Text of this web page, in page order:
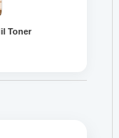
Toner